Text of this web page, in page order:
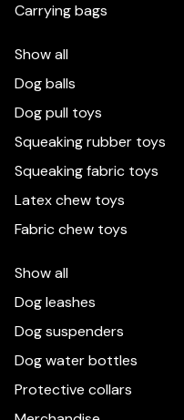
Carrying bags
Show all
Dog balls
Dog pull toys
Squeaking rubber toys
Squeaking fabric toys
Latex chew toys
Fabric chew toys
Show all
Dog leashes
Dog suspenders
Dog water bottles
Protective collars
Käytämme evästeitä
tällä verkkosivustolla.